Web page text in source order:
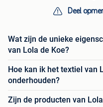
Deel
Wat zijn de unieke
van Lola de Koe?
Hoe kan ik het textiel van
onderhouden?
Zijn de producten van